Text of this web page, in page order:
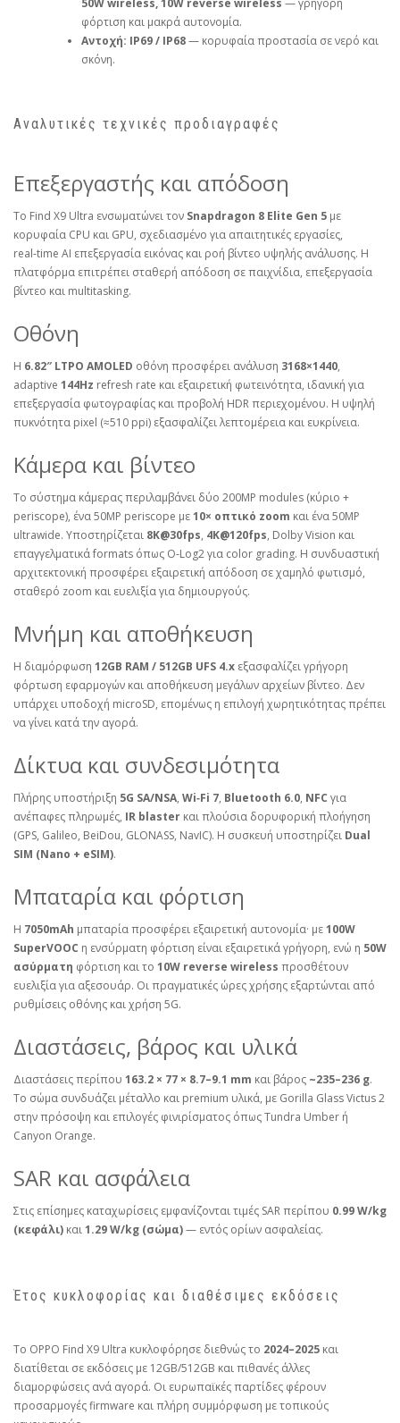
φόρτιση και μακρά αυτονομία.
Αντοχή: IP69 / IP68— κορυφαία προστασία σε νερό και
σκόνη.
Αναλυτικές τεχνικές προδιαγραφές
Επεξεργαστής και απόδοση
Το Find X9 Ultra ενσωματώνει τον Snapdragon 8 Elite Gen 5 με
κορυφαία CPU και GPU, σχεδιασμένο για απαιτητικές εργασίες,
real‑time AI επεξεργασία εικόνας και ροή βίντεο υψηλής ανάλυσης. Η
πλατφόρμα επιτρέπει σταθερή απόδοση σε παιχνίδια, επεξεργασία
βίντεο και multitasking.
Οθόνη
Η 6.82″ LTPO AMOLED οθόνη προσφέρει ανάλυση 3168×1440,
adaptive 144Hz refresh rate και εξαιρετική φωτεινότητα, ιδανική για
επεξεργασία φωτογραφίας και προβολή HDR περιεχομένου. Η υψηλή
πυκνότητα pixel (≈510 ppi) εξασφαλίζει λεπτομέρεια και ευκρίνεια.
Κάμερα και βίντεο
Το σύστημα κάμερας περιλαμβάνει δύο 200MP modules (κύριο +
periscope), ένα 50MP periscope με10× οπτικό zoom και ένα 50MP
ultrawide. Υποστηρίζεται 8K@30fps, 4K@120fps, Dolby Vision και
επαγγελματικά formats όπως O‑Log2 για color grading. Η συνδυαστική
αρχιτεκτονική προσφέρει εξαιρετική απόδοση σε χαμηλό φωτισμό,
σταθερό zoom και ευελιξία για δημιουργούς.
Μνήμη και αποθήκευση
Η διαμόρφωση 12GB RAM / 512GB UFS 4.x εξασφαλίζει γρήγορη
φόρτωση εφαρμογών και αποθήκευση μεγάλων αρχείων βίντεο. Δεν
υπάρχει υποδοχή microSD, επομένως η επιλογή χωρητικότητας πρέπει
να γίνει κατά την αγορά.
Δίκτυα και συνδεσιμότητα
Πλήρης υποστήριξη 5G SA/NSA, Wi‑Fi 7, Bluetooth 6.0, NFC για
ανέπαφες πληρωμές, IR blaster και πλούσια δορυφορική πλοήγηση
(GPS, Galileo, BeiDou, GLONASS, NavIC). Η συσκευή υποστηρίζει Dual
SIM (Nano + eSIM).
Μπαταρία και φόρτιση
Η 7050mAh μπαταρία προσφέρει εξαιρετική αυτονομία· με100W
SuperVOOC η ενσύρματη φόρτιση είναι εξαιρετικά γρήγορη, ενώ η 50W
ασύρματη φόρτιση και το 10W reverse wireless προσθέτουν
ευελιξία για αξεσουάρ. Οι πραγματικές ώρες χρήσης εξαρτώνται από
ρυθμίσεις οθόνης και χρήση 5G.
Διαστάσεις, βάρος και υλικά
Διαστάσεις περίπου 163.2 × 77 × 8.7–9.1 mm και βάρος ~235–236 g.
Το σώμα συνδυάζει μέταλλο και premium υλικά, με Gorilla Glass Victus 2
στην πρόσοψη και επιλογές φινιρίσματος όπως Tundra Umber ή
Canyon Orange.
SAR και ασφάλεια
Στις επίσημες καταχωρίσεις εμφανίζονται τιμές SAR περίπου 0.99 W/kg
(κεφάλι) και1.29 W/kg (σώμα)— εντός ορίων ασφαλείας.
Έτος κυκλοφορίας και διαθέσιμες εκδόσεις
Το OPPO Find X9 Ultra κυκλοφόρησε διεθνώς το 2024–2025 και
διατίθεται σε εκδόσεις με 12GB/512GB και πιθανές άλλες
διαμορφώσεις ανά αγορά. Οι ευρωπαϊκές παρτίδες φέρουν
προσαρμογές firmware και πλήρη συμμόρφωση με τοπικούς